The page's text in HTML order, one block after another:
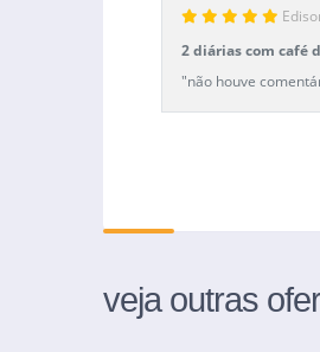
2 diárias com café
"não houve
veja outras